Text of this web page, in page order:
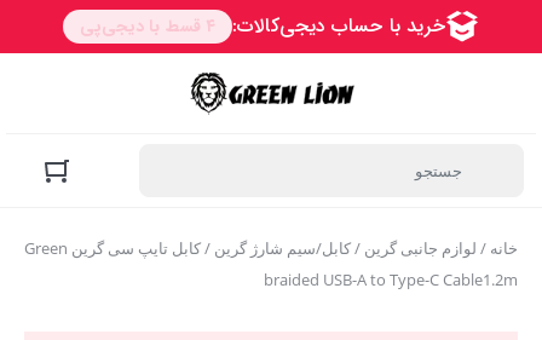
خانه / لوازم جانبی گرین /کابل/سیم شارژ گرین
/ کابل تایپ سی گرین Green
braided USB-A to Type-C Cable1.2m